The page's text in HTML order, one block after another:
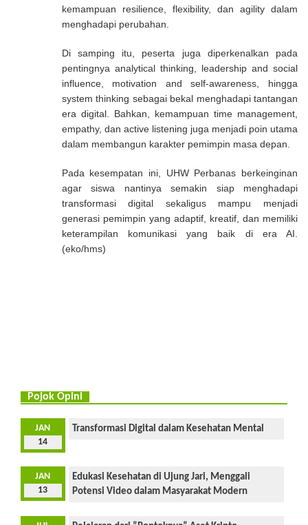
kemampuan resilience, flexibility, dan agility dalam
menghadapi perubahan.
Di samping itu, peserta juga diperkenalkan pada
pentingnya analytical thinking, leadership and social
influence, motivation and self-awareness, hingga
system thinking sebagai bekal menghadapi tantangan
era digital. Bahkan, kemampuan time management,
empathy, dan active listening juga menjadi poin utama
dalam membangun karakter pemimpin masa depan.
Pada kesempatan ini, UHW Perbanas berkeinginan
agar siswa nantinya semakin siap menghadapi
transformasi digital sekaligus mampu menjadi
generasi pemimpin yang adaptif, kreatif, dan memiliki
keterampilan komunikasi yang baik di era AI.
(eko/hms)
Pojok Opini
JAN
14
Transformasi Digital dalam Kesehatan Mental
JAN
13
Edukasi Kesehatan di Ujung Jari, Menggali
Potensi Video dalam Masyarakat Modern